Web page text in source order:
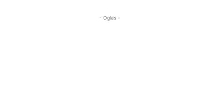
- Oglas -